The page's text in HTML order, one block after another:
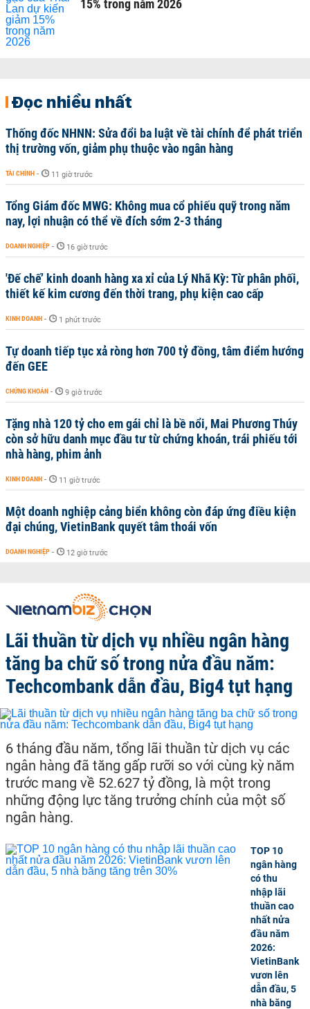
15% trong năm 2026
Đọc nhiều nhất
Thống đốc NHNN: Sửa đổi ba luật về tài chính để phát triển
thị trường vốn, giảm phụ thuộc vào ngân hàng
TÀI CHÍNH - 11 giờ trước
Tổng Giám đốc MWG: Không mua cổ phiếu quỹ trong năm
nay, lợi nhuận có thể về đích sớm 2-3 tháng
DOANH NGHIỆP - 16 giờ trước
'Đế chế’ kinh doanh hàng xa xỉ của Lý Nhã Kỳ: Từ phân phối,
thiết kế kim cương đến thời trang, phụ kiện cao cấp
KINH DOANH - 1 phút trước
Tự doanh tiếp tục xả ròng hơn 700 tỷ đồng, tâm điểm hướng
đến GEE
CHỨNG KHOÁN - 9 giờ trước
Tặng nhà 120 tỷ cho em gái chỉ là bề nổi, Mai Phương Thúy
còn sở hữu danh mục đầu tư từ chứng khoán, trái phiếu tới
nhà hàng, phim ảnh
KINH DOANH - 11 giờ trước
Một doanh nghiệp cảng biển không còn đáp ứng điều kiện
đại chúng, VietinBank quyết tâm thoái vốn
DOANH NGHIỆP - 12 giờ trước
Lãi thuần từ dịch vụ nhiều ngân hàng
tăng ba chữ số trong nửa đầu năm:
Techcombank dẫn đầu, Big4 tụt hạng
6 tháng đầu năm, tổng lãi thuần từ dịch vụ các
ngân hàng đã tăng gấp rưỡi so với cùng kỳ năm
trước mang về 52.627 tỷ đồng, là một trong
những động lực tăng trưởng chính của một số
ngân hàng.
TOP 10
ngân hàng
có thu
nhập lãi
thuần cao
nhất nửa
đầu năm
2026:
VietinBank
vươn lên
dẫn đầu, 5
nhà băng